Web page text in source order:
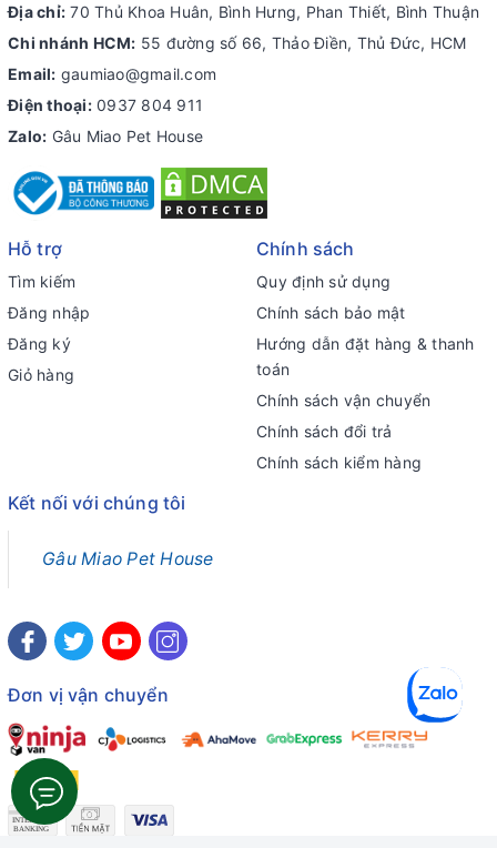
Địa chỉ: 70 Thủ Khoa Huân, Bình Hưng, Phan Thiết, Bình Thuận
Chi nhánh HCM: 55 đường số 66, Thảo Điền, Thủ Đức, HCM
Email: gaumiao@gmail.com
Điện thoại: 0937 804 911
Zalo: Gâu Miao Pet House
Hỗ trợ
Tìm kiếm
Đăng nhập
Đăng ký
Giỏ hàng
Chính sách
Quy định sử dụng
Chính sách bảo mật
Hướng dẫn đặt hàng & thanh
toán
Chính sách vận chuyển
Chính sách đổi trả
Chính sách kiểm hàng
Kết nối với chúng tôi
Gâu Miao Pet House
Đơn vị vận chuyển